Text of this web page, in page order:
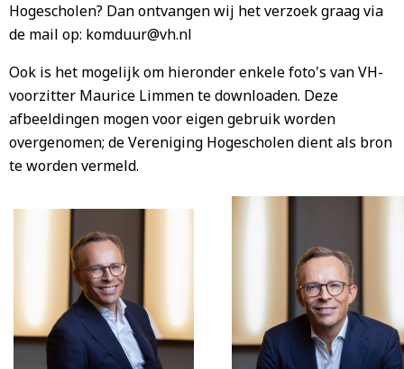
Hogescholen? Dan ontvangen wij het verzoek graag via
de mail op: komduur@vh.nl
Ook is het mogelijk om hieronder enkele foto's van VH-
voorzitter Maurice Limmen te downloaden. Deze
afbeeldingen mogen voor eigen gebruik worden
overgenomen; de Vereniging Hogescholen dient als bron
te worden vermeld.